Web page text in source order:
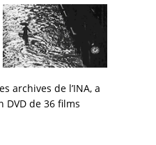
archives de l’INA, a
DVD de 36 films